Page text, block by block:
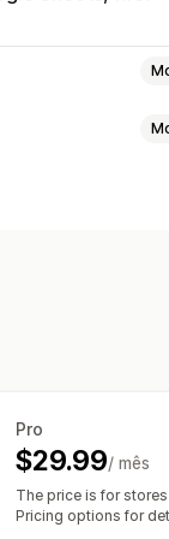
encomenda
Preços
Pro
$29.99/ mês
The price is for stores
Pricing options for